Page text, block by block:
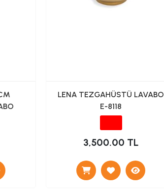
LENA TEZGAHÜSTÜ LAVABO
E-8118
3,500.00 TL